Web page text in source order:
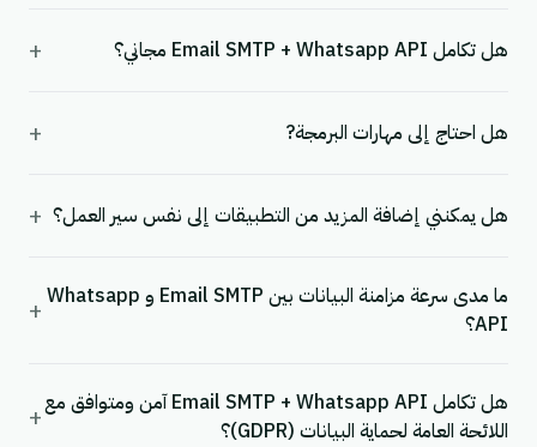
هل تكامل Email SMTP + Whatsapp API مجاني؟ +
هل احتاج إلى مهارات البرمجة? +
هل يمكنني إضافة المزيد من التطبيقات إلى نفس سير العمل؟ +
ما مدى سرعة مزامنة البيانات بين Email SMTP و Whatsapp
API؟
+
هل تكامل Email SMTP + Whatsapp API آمن ومتوافق مع
اللائحة العامة لحماية البيانات (GDPR)؟
+